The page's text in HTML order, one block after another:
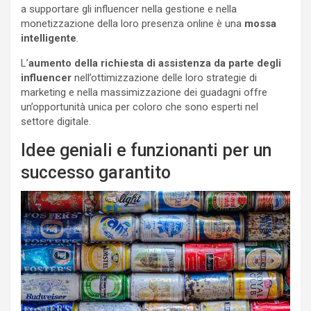
a supportare gli influencer nella gestione e nella
monetizzazione della loro presenza online è una mossa
intelligente.
L’aumento della richiesta di assistenza da parte degli
influencer nell’ottimizzazione delle loro strategie di
marketing e nella massimizzazione dei guadagni offre
un’opportunità unica per coloro che sono esperti nel
settore digitale.
Idee geniali e funzionanti per un
successo garantito